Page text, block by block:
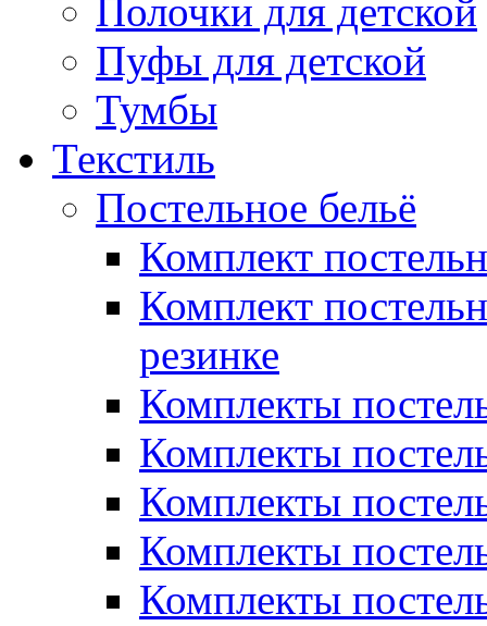
Полочки для детской
Пуфы для детской
Тумбы
Текстиль
Постельное бельё
Комплект
Комплект
резинке
Комплекты
Комплекты
Комплекты
Комплекты
Комплекты